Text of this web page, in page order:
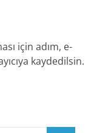
için adım, e-
kaydedilsin.